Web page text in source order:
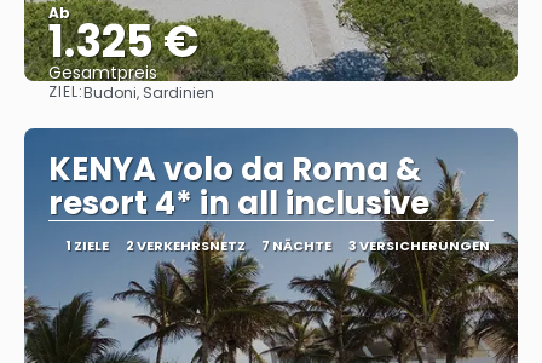
Ab
1.325 €
Gesamtpreis
ZIEL:Budoni, Sardinien
KENYA volo da Roma &
resort 4* in all inclusive
1 ZIELE 2 VERKEHRSNETZ 7 NÄCHTE 3 VERSICHERUNGEN